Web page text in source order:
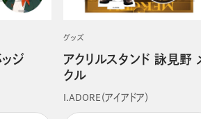
ジ
グッズ
アクリルスタンド 詠見野
クル
I.ADORE（アイアドア）